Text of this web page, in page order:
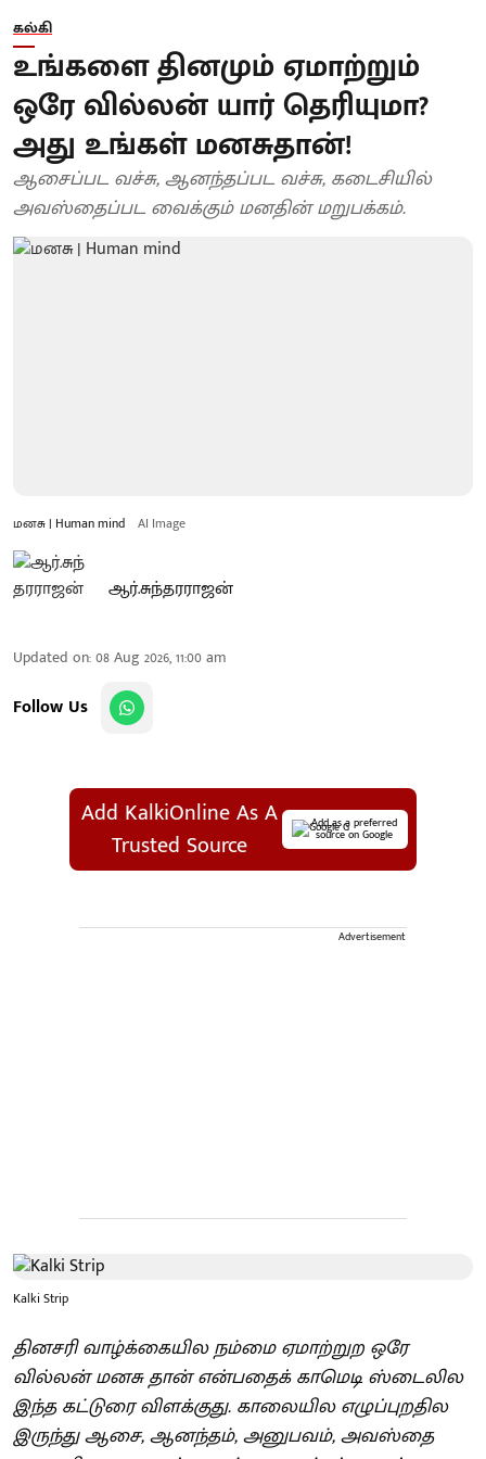
கல்கி
உங்களை தினமும் ஏமாற்றும்
ஒரே வில்லன் யார் தெரியுமா?
அது உங்கள் மனசுதான்!
ஆசைப்பட வச்சு, ஆனந்தப்பட வச்சு, கடைசியில்
அவஸ்தைப்பட வைக்கும் மனதின் மறுபக்கம்.
மனசு | Human mind AI Image
ஆர்.சுந்தரராஜன்
Updated on:08 Aug 2026, 11:00 am
Follow Us
Add KalkiOnline As A
Trusted Source
Add as a preferred
source on Google
Advertisement
Kalki Strip
தினசரி வாழ்க்கையில நம்மை ஏமாற்றுற ஒரே
வில்லன் மனசு தான் என்பதைக் காமெடி ஸ்டைலில
இந்த கட்டுரை விளக்குது. காலையில எழுப்புறதில
இருந்து ஆசை, ஆனந்தம், அனுபவம், அவஸ்தை